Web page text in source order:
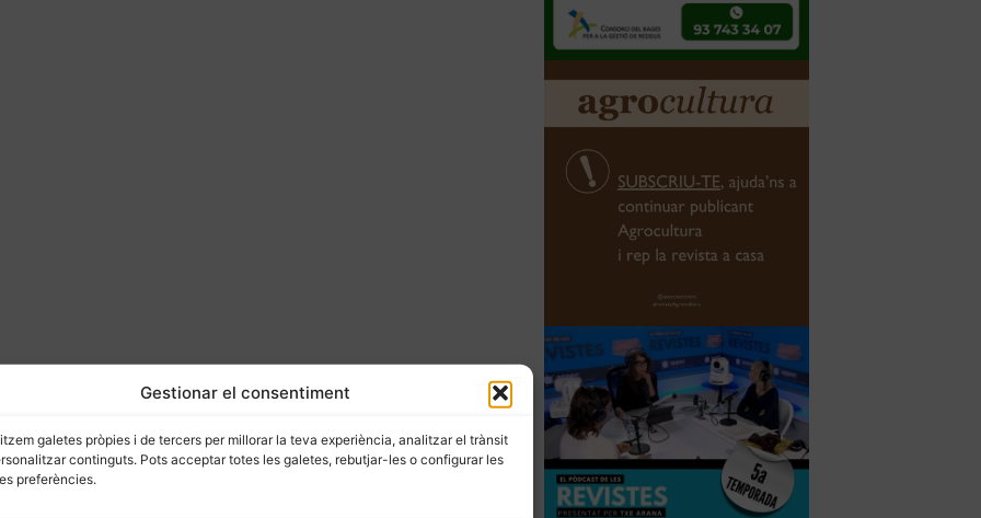
Gestionar el consentiment
galetes pròpies i de tercers per millorar la teva experiència, analitzar el trànsit
continguts. Pots acceptar totes les galetes, rebutjar-les o configurar les
preferències.